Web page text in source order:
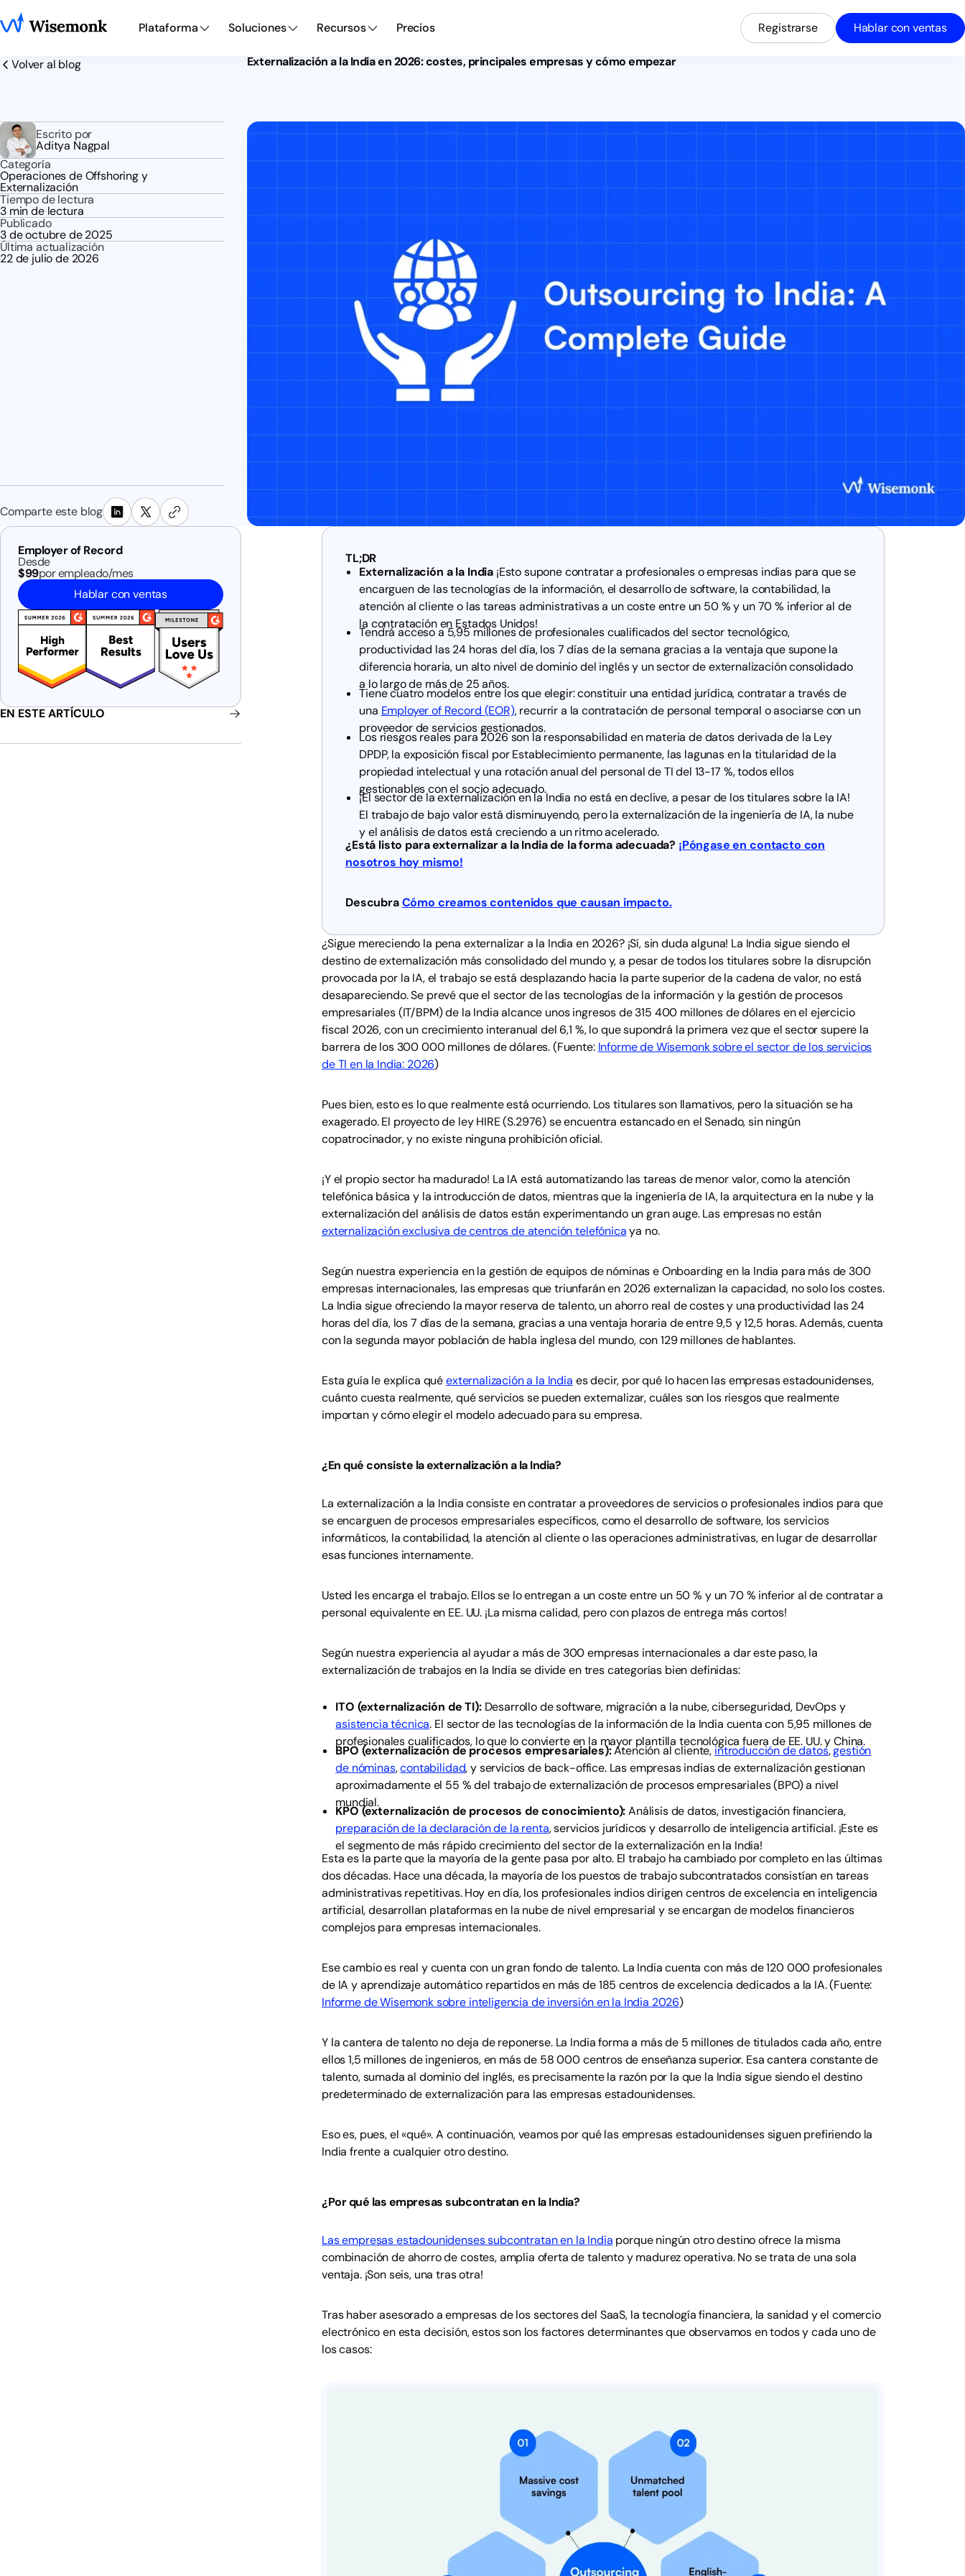
Plataforma Soluciones Recursos Precios Registrarse Hablar con ventas
Volver al blog
Escrito por
Aditya Nagpal
Categoría
Operaciones de Offshoring y
Externalización
Tiempo de lectura
3 min de lectura
Publicado
3 de octubre de 2025
Última actualización
22 de julio de 2026
Comparte este blog
Externalización a la India en 2026: costes, principales empresas y cómo empezar
Employer of Record
Desde
$99por empleado/mes
Hablar con ventas
EN ESTE ARTÍCULO
TL;DR
Externalización a la India ¡Esto supone contratar a profesionales o empresas indias para que se
encarguen de las tecnologías de la información, el desarrollo de software, la contabilidad, la
atención al cliente o las tareas administrativas a un coste entre un 50 % y un 70 % inferior al de
la contratación en Estados Unidos!
Tendrá acceso a 5,95 millones de profesionales cualificados del sector tecnológico,
productividad las 24 horas del día, los 7 días de la semana gracias a la ventaja que supone la
diferencia horaria, un alto nivel de dominio del inglés y un sector de externalización consolidado
a lo largo de más de 25 años.
Tiene cuatro modelos entre los que elegir: constituir una entidad jurídica, contratar a través de
una Employer of Record (EOR), recurrir a la contratación de personal temporal o asociarse con un
proveedor de servicios gestionados.
Los riesgos reales para 2026 son la responsabilidad en materia de datos derivada de la Ley
DPDP, la exposición fiscal por Establecimiento permanente, las lagunas en la titularidad de la
propiedad intelectual y una rotación anual del personal de TI del 13-17 %, todos ellos
gestionables con el socio adecuado.
¡El sector de la externalización en la India no está en declive, a pesar de los titulares sobre la IA!
El trabajo de bajo valor está disminuyendo, pero la externalización de la ingeniería de IA, la nube
y el análisis de datos está creciendo a un ritmo acelerado.
¿Está listo para externalizar a la India de la forma adecuada? ¡Póngase en contacto con
nosotros hoy mismo!
DescubraCómo creamos contenidos que causan impacto.
¿Sigue mereciendo la pena externalizar a la India en 2026? ¡Sí, sin duda alguna! La India sigue siendo el
destino de externalización más consolidado del mundo y, a pesar de todos los titulares sobre la disrupción
provocada por la IA, el trabajo se está desplazando hacia la parte superior de la cadena de valor, no está
desapareciendo. Se prevé que el sector de las tecnologías de la información y la gestión de procesos
empresariales (IT/BPM) de la India alcance unos ingresos de 315 400 millones de dólares en el ejercicio
fiscal 2026, con un crecimiento interanual del 6,1 %, lo que supondrá la primera vez que el sector supere la
barrera de los 300 000 millones de dólares. (Fuente: Informe de Wisemonk sobre el sector de los servicios
de TI en la India: 2026)
Pues bien, esto es lo que realmente está ocurriendo. Los titulares son llamativos, pero la situación se ha
exagerado. El proyecto de ley HIRE (S.2976) se encuentra estancado en el Senado, sin ningún
copatrocinador, y no existe ninguna prohibición oficial.
¡Y el propio sector ha madurado! La IA está automatizando las tareas de menor valor, como la atención
telefónica básica y la introducción de datos, mientras que la ingeniería de IA, la arquitectura en la nube y la
externalización del análisis de datos están experimentando un gran auge. Las empresas no están
externalización exclusiva de centros de atención telefónicaya no.
Según nuestra experiencia en la gestión de equipos de nóminas e Onboarding en la India para más de 300
empresas internacionales, las empresas que triunfarán en 2026 externalizan la capacidad, no solo los costes.
La India sigue ofreciendo la mayor reserva de talento, un ahorro real de costes y una productividad las 24
horas del día, los 7 días de la semana, gracias a una ventaja horaria de entre 9,5 y 12,5 horas. Además, cuenta
con la segunda mayor población de habla inglesa del mundo, con 129 millones de hablantes.
Esta guía le explica quéexternalización a la India es decir, por qué lo hacen las empresas estadounidenses,
cuánto cuesta realmente, qué servicios se pueden externalizar, cuáles son los riesgos que realmente
importan y cómo elegir el modelo adecuado para su empresa.
¿En qué consiste la externalización a la India?
La externalización a la India consiste en contratar a proveedores de servicios o profesionales indios para que
se encarguen de procesos empresariales específicos, como el desarrollo de software, los servicios
informáticos, la contabilidad, la atención al cliente o las operaciones administrativas, en lugar de desarrollar
esas funciones internamente.
Usted les encarga el trabajo. Ellos se lo entregan a un coste entre un 50 % y un 70 % inferior al de contratar a
personal equivalente en EE. UU. ¡La misma calidad, pero con plazos de entrega más cortos!
Según nuestra experiencia al ayudar a más de 300 empresas internacionales a dar este paso, la
externalización de trabajos en la India se divide en tres categorías bien definidas:
ITO (externalización de TI):Desarrollo de software, migración a la nube, ciberseguridad, DevOps y
asistencia técnica. El sector de las tecnologías de la información de la India cuenta con 5,95 millones de
profesionales cualificados, lo que lo convierte en la mayor plantilla tecnológica fuera de EE. UU. y China.
BPO (externalización de procesos empresariales):Atención al cliente,introducción de datos,gestión
de nóminas,contabilidad, y servicios de back-office. Las empresas indias de externalización gestionan
aproximadamente el 55 % del trabajo de externalización de procesos empresariales (BPO) a nivel
mundial.
KPO (externalización de procesos de conocimiento):Análisis de datos, investigación financiera,
preparación de la declaración de la renta, servicios jurídicos y desarrollo de inteligencia artificial. ¡Este es
el segmento de más rápido crecimiento del sector de la externalización en la India!
Esta es la parte que la mayoría de la gente pasa por alto. El trabajo ha cambiado por completo en las últimas
dos décadas. Hace una década, la mayoría de los puestos de trabajo subcontratados consistían en tareas
administrativas repetitivas. Hoy en día, los profesionales indios dirigen centros de excelencia en inteligencia
artificial, desarrollan plataformas en la nube de nivel empresarial y se encargan de modelos financieros
complejos para empresas internacionales.
Ese cambio es real y cuenta con un gran fondo de talento. La India cuenta con más de 120 000 profesionales
de IA y aprendizaje automático repartidos en más de 185 centros de excelencia dedicados a la IA. (Fuente:
Informe de Wisemonk sobre inteligencia de inversión en la India 2026)
Y la cantera de talento no deja de reponerse. La India forma a más de 5 millones de titulados cada año, entre
ellos 1,5 millones de ingenieros, en más de 58 000 centros de enseñanza superior. Esa cantera constante de
talento, sumada al dominio del inglés, es precisamente la razón por la que la India sigue siendo el destino
predeterminado de externalización para las empresas estadounidenses.
Eso es, pues, el «qué». A continuación, veamos por qué las empresas estadounidenses siguen prefiriendo la
India frente a cualquier otro destino.
¿Por qué las empresas subcontratan en la India?
Las empresas estadounidenses subcontratan en la India porque ningún otro destino ofrece la misma
combinación de ahorro de costes, amplia oferta de talento y madurez operativa. No se trata de una sola
ventaja. ¡Son seis, una tras otra!
Tras haber asesorado a empresas de los sectores del SaaS, la tecnología financiera, la sanidad y el comercio
electrónico en esta decisión, estos son los factores determinantes que observamos en todos y cada uno de
los casos: